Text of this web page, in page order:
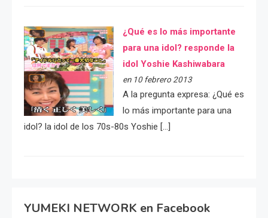
¿Qué es lo más importante
para una idol? responde la
idol Yoshie Kashiwabara
en 10 febrero 2013
A la pregunta expresa: ¿Qué es
lo más importante para una
idol? la idol de los 70s-80s Yoshie […]
YUMEKI NETWORK en Facebook